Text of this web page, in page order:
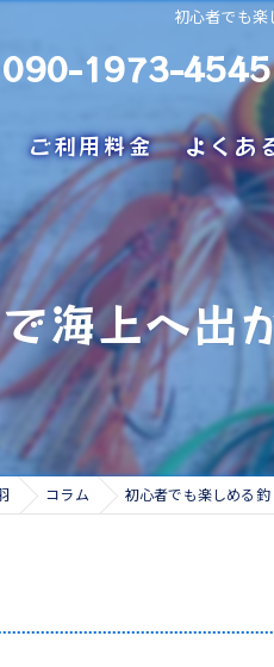
初心者でも楽
090-1973-4545
ご利用料金 よくあ
海上へ出
コラム 初心者でも楽しめる